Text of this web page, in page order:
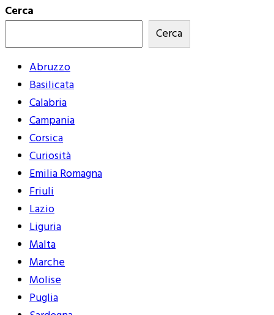
Cerca
Cerca
Abruzzo
Basilicata
Calabria
Campania
Corsica
Curiosità
Emilia Romagna
Friuli
Lazio
Liguria
Malta
Marche
Molise
Puglia